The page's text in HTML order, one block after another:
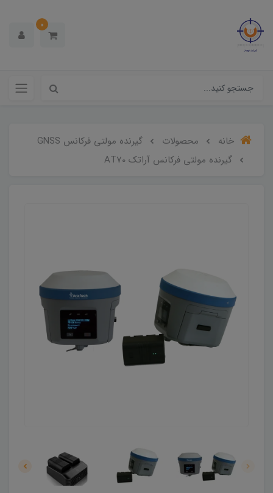
0
خانه محصولات
گیرنده مولتی فرکانس GNSS
گیرنده مولتی فرکانس آراتک AT70